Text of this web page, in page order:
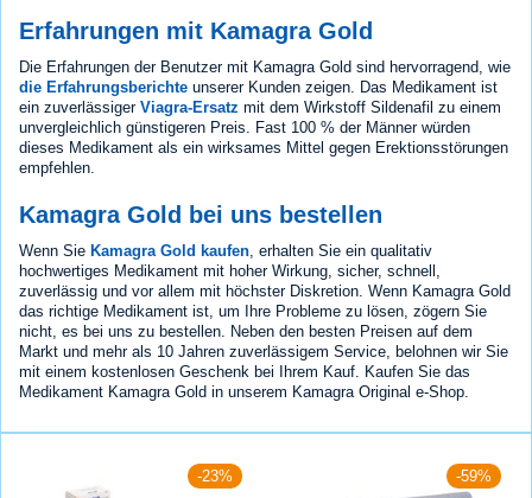
Erfahrungen mit Kamagra Gold
Die Erfahrungen der Benutzer mit Kamagra Gold sind hervorragend, wie
die Erfahrungsberichte unserer Kunden zeigen. Das Medikament ist
ein zuverlässiger Viagra-Ersatz mit dem Wirkstoff Sildenafil zu einem
unvergleichlich günstigeren Preis. Fast 100 % der Männer würden
dieses Medikament als ein wirksames Mittel gegen Erektionsstörungen
empfehlen.
Kamagra Gold bei uns bestellen
Wenn Sie Kamagra Gold kaufen , erhalten Sie ein qualitativ
hochwertiges Medikament mit hoher Wirkung, sicher, schnell,
zuverlässig und vor allem mit höchster Diskretion. Wenn Kamagra Gold
das richtige Medikament ist, um Ihre Probleme zu lösen, zögern Sie
nicht, es bei uns zu bestellen. Neben den besten Preisen auf dem
Markt und mehr als 10 Jahren zuverlässigem Service, belohnen wir Sie
mit einem kostenlosen Geschenk bei Ihrem Kauf. Kaufen Sie das
Medikament Kamagra Gold in unserem Kamagra Original e-Shop.
-23% -59%